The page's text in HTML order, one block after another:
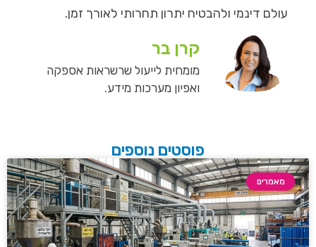
עולם דינמי ולהבטיח יתרון תחרותי לאורך זמן.
קרן בר
מומחית לייעול שרשראות אספקה
ואפיון מערכות מידע.
פוסטים נוספים
מאמרים